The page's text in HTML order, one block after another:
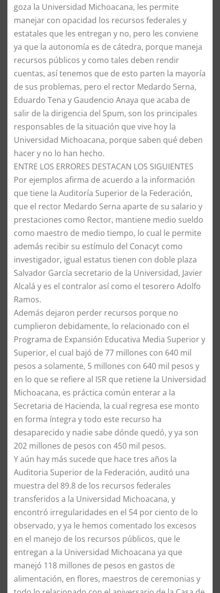
goza la Universidad Michoacana, les permite
manejar con opacidad los recursos federales y
estatales que les entregan y no, pero les conviene
ya que la autonomía es de cátedra, porque maneja
recursos públicos y como tales deben rendir
cuentas, así tenemos que de esto parten la mayoría
de sus problemas, pero el rector Medardo Serna,
Eduardo Tena y Gaudencio Anaya que acaba de
salir de la dirigencia del Spum, son los principales
responsables de la situación que vive hoy la
Universidad Michoacana, porque saben qué deben
hacer y no lo han hecho.
​ENTRE LOS ERRORES DESTACAN LOS SIGUIENTES
​Por ejemplos afirma de acuerdo a la información
que tiene la Auditoría Superior de la Federación,
que el rector Medardo Serna aparte de su salario y
prestaciones como Rector, mantiene medio sueldo
como maestro de medio tiempo, lo cual le permite
además recibir su estímulo del Conacyt como
investigador, igual estatus tienen con doble plaza
Salvador García secretario de la Universidad, Javier
Alcalá y es el contralor así como el tesorero Adolfo
Ramos.
​Además dejaron perder recursos porque no
cumplieron debidamente, lo relacionado con el
Programa de Expansión Educativa Media Superior y
Superior, el cual bajó de 77 millones con 640 mil
pesos a solamente, 5 millones con 640 mil pesos y
en lo que se refiere al ISR que retiene la Universidad
Michoacana, es práctica común enterar a la
Secretaria de Hacienda, la cual regresa ese monto
en forma íntegra y todo este recurso ha
desaparecido y nadie sabe dónde quedó, y ya son
202 millones de pesos con 450 mil pesos.
​Y aún hay más sucede que hace tres años la
Auditoria Superior de la Federación, auditó una
muestra del 89.8 de los recursos federales
transferidos a la Universidad Michoacana, y
encontró irregularidades en el 54 por ciento de lo
observado, y ya le hemos comentado los excesos
en el manejo de los recursos públicos, que le
entregan a la Universidad Michoacana ya que
manejó 118 millones de pesos en gastos de
alimentación, en flores, maestros de ceremonias y